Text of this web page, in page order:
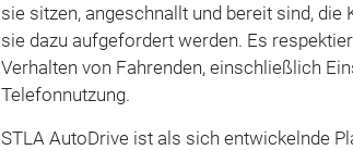
sie sitzen, angeschnallt und bereit sind, die
sie dazu aufgefordert werden. Es
Verhalten von Fahrenden, einschließlich
Telefonnutzung.
STLA AutoDrive ist als sich entwickelnde